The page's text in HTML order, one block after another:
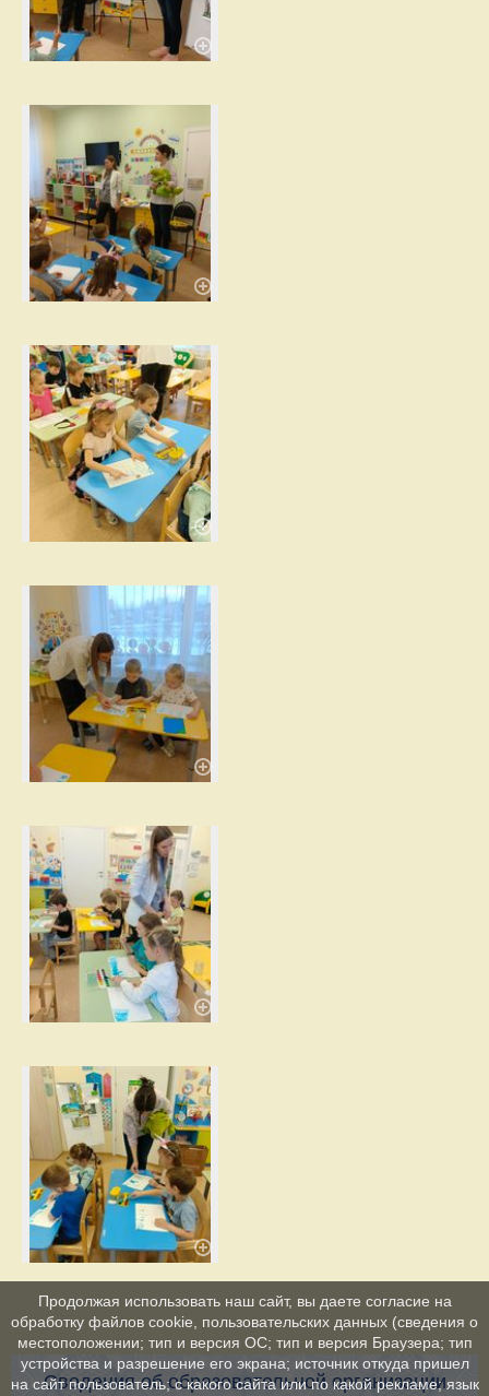
Сведения об образовательной организации
Продолжая использовать наш сайт, вы даете согласие на
обработку файлов cookie, пользовательских данных (сведения о
местоположении; тип и версия ОС; тип и версия Браузера; тип
устройства и разрешение его экрана; источник откуда пришел
на сайт пользователь; с какого сайта или по какой рекламе; язык